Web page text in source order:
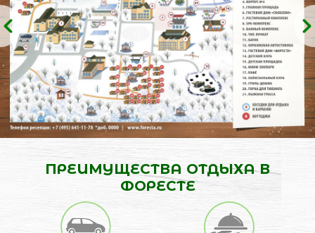
ПРЕИМУЩЕСТВА ОТДЫХА В
ФОРЕСТЕ